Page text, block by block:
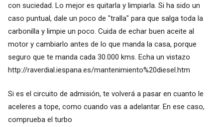
con suciedad. Lo mejor es quitarla y limpiarla. Si ha sido un
caso puntual, dale un poco de "tralla" para que salga toda la
carbonilla y limpie un poco. Cuida de echar buen aceite al
motor y cambiarlo antes de lo que manda la casa, porque
seguro que te manda cada 30.000 kms. Echa un vistazo
http://raverdial.iespana.es/mantenimiento%20diesel.htm
Si es el circuito de admisión, te volverá a pasar en cuanto le
aceleres a tope, como cuando vas a adelantar. En ese caso,
comprueba el turbo